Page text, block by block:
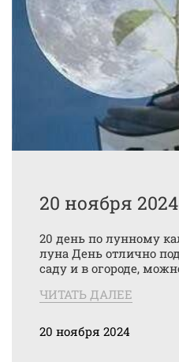
20 ноября
20 день по лунному
луна День отлично
саду и в огороде,
ЧИТАТЬ ДАЛЕЕ
20 ноября 2024